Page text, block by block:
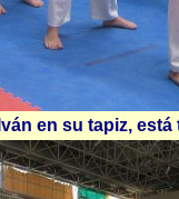
Iván en su tapiz,